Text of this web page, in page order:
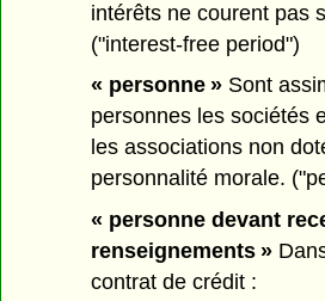
intérêts ne courent pas
("interest-free period")
« personne » Sont
personnes les sociétés
les associations non
personnalité morale.
« personne devant
renseignements »
contrat de crédit :